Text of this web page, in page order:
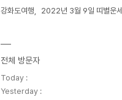
강화도여행
2022년 3월 9일 띠별운세
전체 방문자
Today :
Yesterday :